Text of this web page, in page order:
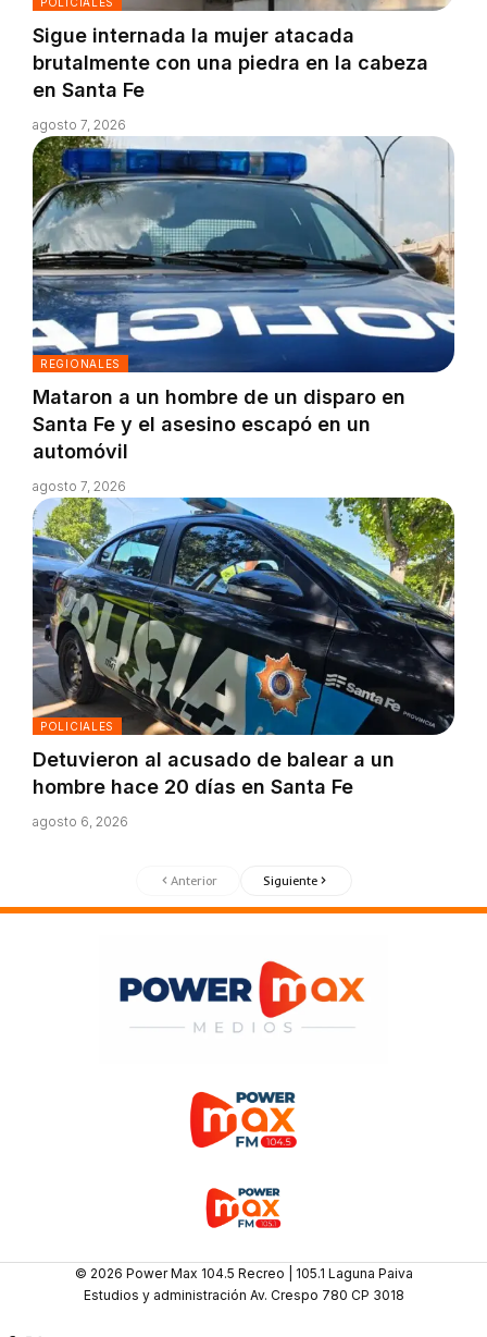
Sigue internada la mujer atacada
brutalmente con una piedra en la cabeza
en Santa Fe
agosto 7, 2026
REGIONALES
Mataron a un hombre de un disparo en
Santa Fe y el asesino escapó en un
automóvil
agosto 7, 2026
POLICIALES
Detuvieron al acusado de balear a un
hombre hace 20 días en Santa Fe
agosto 6, 2026
Anterior Siguiente
© 2026 Power Max 104.5 Recreo | 105.1 Laguna Paiva
Estudios y administración Av. Crespo 780 CP 3018